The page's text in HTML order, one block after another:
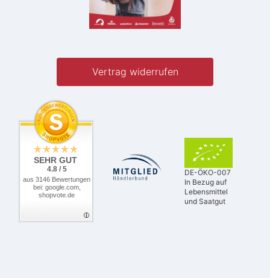
Vertrag widerrufen
SEHR GUT
4.8 / 5
aus 3146 Bewertungen
bei: google.com,
shopvote.de
DE-ÖKO-007
In Bezug auf
Lebensmittel
und Saatgut